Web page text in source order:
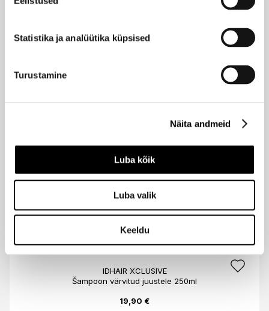
Statistika ja analüütika küpsised
Turustamine
Näita andmeid
Luba kõik
Luba valik
Keeldu
WELEDA
IDHAIR XCLUSIVE
19,90 €
IDHAIR XCLUSIVE
Šampoon värvitud juustele 250ml
19,90 €